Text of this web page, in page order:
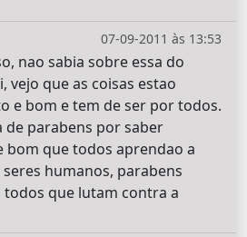
07-09-2011 às 13:53
nao sabia sobre essa do
vejo que as coisas estao
e bom e tem de ser por todos.
de parabens por saber
bom que todos aprendao a
humanos, parabens
todos que lutam contra a